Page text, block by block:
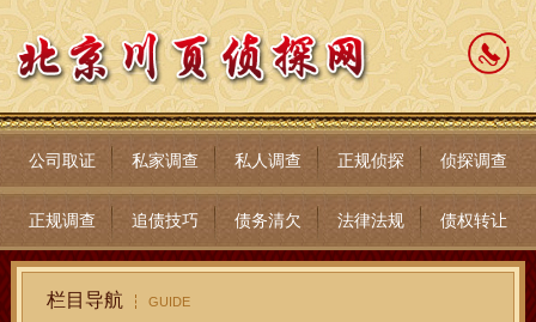
公司取证 私家调查 私人调查 正规侦探 侦探调查
正规调查 追债技巧 债务清欠 法律法规 债权转让
栏目导航 GUIDE